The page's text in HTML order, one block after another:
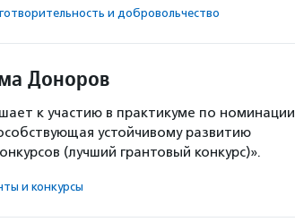
и доброволь­чест­во
Доноров
к участию в практикуме по номинации
устойчивому развитию
(лучший грантовый конкурс)».
и конкурсы